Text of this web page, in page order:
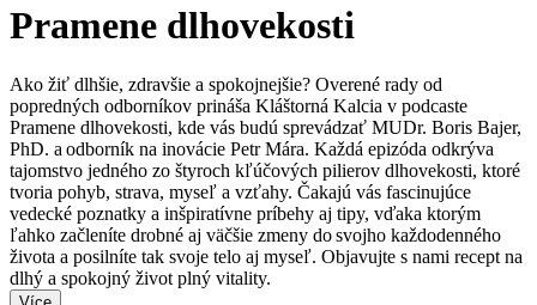
Pramene dlhovekosti
Ako žiť dlhšie, zdravšie a spokojnejšie? Overené rady od
popredných odborníkov prináša Kláštorná Kalcia v podcaste
Pramene dlhovekosti, kde vás budú sprevádzať MUDr. Boris Bajer,
PhD. a odborník na inovácie Petr Mára. Každá epizóda odkrýva
tajomstvo jedného zo štyroch kľúčových pilierov dlhovekosti, ktoré
tvoria pohyb, strava, myseľ a vzťahy. Čakajú vás fascinujúce
vedecké poznatky a inšpiratívne príbehy aj tipy, vďaka ktorým
ľahko začleníte drobné aj väčšie zmeny do svojho každodenného
života a posilníte tak svoje telo aj myseľ. Objavujte s nami recept na
dlhý a spokojný život plný vitality.